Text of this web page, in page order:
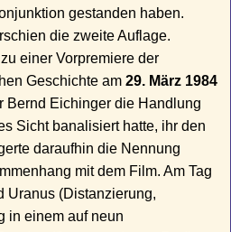
gestanden haben.
die zweite Auflage.
einer Vorpremiere der
Geschichte am29. März 1984
Bernd Eichinger die Handlung
Sicht banalisiert hatte, ihr den
daraufhin die Nennung
mit dem Film. Am Tag
Uranus (Distanzierung,
in einem auf neun